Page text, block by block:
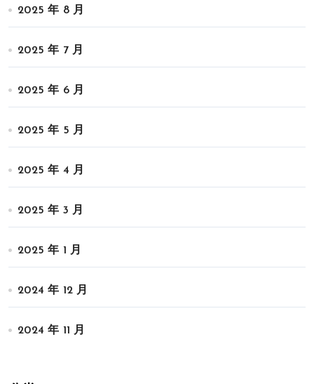
2025 年 8 月
2025 年 7 月
2025 年 6 月
2025 年 5 月
2025 年 4 月
2025 年 3 月
2025 年 1 月
2024 年 12 月
2024 年 11 月